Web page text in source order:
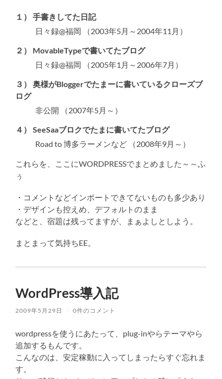
１） 手書きしてた日記
日々録@福岡 （2003年5月～2004年11月）
２） MovableTypeで書いてたブログ
日々録@福岡 （2005年1月～2006年7月）
３） 奥様がBloggerでたまーに書いているクローズブ
ログ
非公開 （2007年5月～）
４） SeeSaaブロクでたまに書いてたブログ
Road to 博多ラーメンなど （2008年9月～）
これらを、ここにWORDPRESSでまとめました～～ふ
ぅ
・コメントなどインポートできてないものも多少あり
・デザインも控えめ、デフォルトのまま
などと、宿題は残ってますが、まぁよしとしよう。
まとまって気持ちEE。
WordPress導入記
2009年5月29日 / 0件のコメント
wordpressを使うにあたって、plug-inやらテーマやら
追加するもんです。
こんなのは、安定稼動に入ってしまったらすぐ忘れま
す。